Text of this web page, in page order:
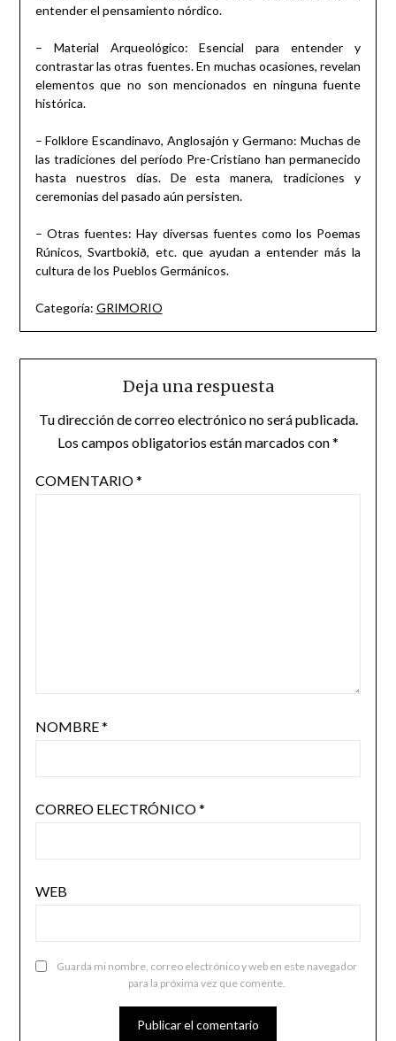
entender el pensamiento nórdico.
– Material Arqueológico: Esencial para entender y
contrastar las otras fuentes. En muchas ocasiones, revelan
elementos que no son mencionados en ninguna fuente
histórica.
– Folklore Escandinavo, Anglosajón y Germano: Muchas de
las tradiciones del período Pre-Cristiano han permanecido
hasta nuestros días. De esta manera, tradiciones y
ceremonias del pasado aún persisten.
– Otras fuentes: Hay diversas fuentes como los Poemas
Rúnicos, Svartbokið, etc. que ayudan a entender más la
cultura de los Pueblos Germánicos.
Categoría: GRIMORIO
Deja una respuesta
Tu dirección de correo electrónico no será publicada.
Los campos obligatorios están marcados con*
COMENTARIO*
NOMBRE*
CORREO ELECTRÓNICO*
WEB
Guarda mi nombre, correo electrónico y web en este navegador
para la próxima vez que comente.